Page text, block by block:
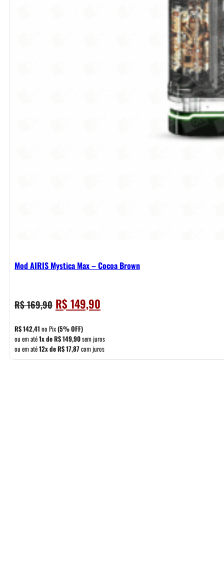
Mod AIRIS Mystica Max – Cocoa Brown
R$169,90 O
preço
original
era:
R$ 169,90.
R$149,90
preço
é:
R$ 149,90.
R$142,41 no Pix(5% OFF)
ou em até1x deR$149,90sem juros
ou em até12x deR$17,87com juros